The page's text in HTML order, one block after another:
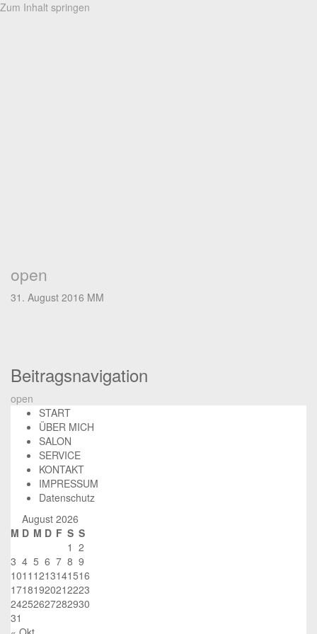
Zum Inhalt springen
open
31. August 2016 MM
Beitragsnavigation
open
START
ÜBER MICH
SALON
SERVICE
KONTAKT
IMPRESSUM
Datenschutz
August 2026
M D M D F S S
1 2
3 4 5 6 7 8 9
1011 1213141516
17181920212223
24252627282930
31